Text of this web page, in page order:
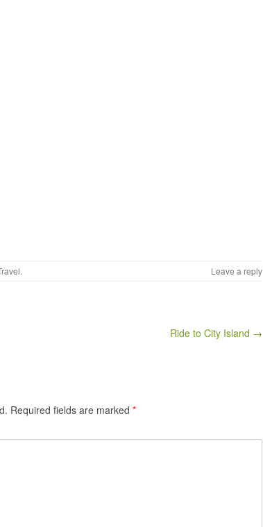
. Leave a reply
Ride to City Island →
Required fields are marked *